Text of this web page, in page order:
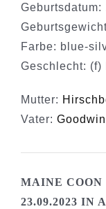
Geburtsdatum:
Farbe: blue-
Geschlecht: (f)
Mutter:
Vater:
MAINE
23.09.2023 IN